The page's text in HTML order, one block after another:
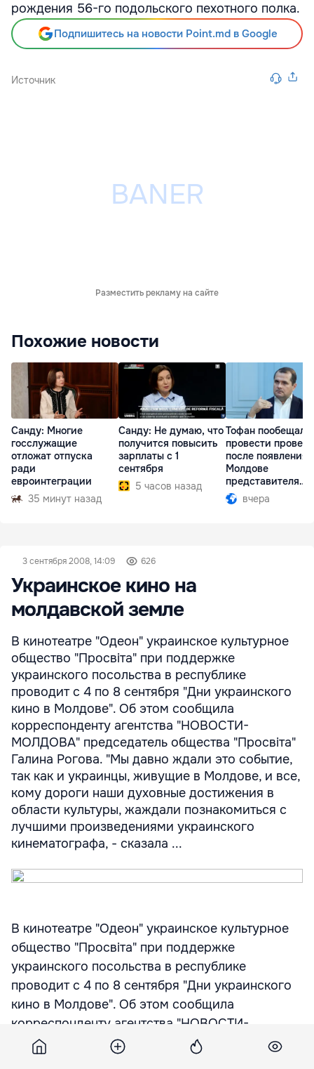
рождения 56-го подольского пехотного полка.
Подпишитесь на новости Point.md в Google
Источник
Разместить рекламу на сайте
Похожие новости
Санду: Многие
госслужащие
отложат отпуска
ради
евроинтеграции
35 минут назад
Санду: Не думаю, что
получится повысить
зарплаты с 1
сентября
5 часов назад
Тофан пообещал
провести
после появления
Молдове
представителя
Южной Осетии
вчера
3 сентября 2008, 14:09 626
Украинское кино на
молдавской земле
В кинотеатре "Одеон" украинское культурное
общество "Просвiта" при поддержке
украинского посольства в республике
проводит с 4 по 8 сентября "Дни украинского
кино в Молдове". Об этом сообщила
корреспонденту агентства "НОВОСТИ-
МОЛДОВА" председатель общества "Просвiта"
Галина Рогова. "Мы давно ждали это событие,
так как и украинцы, живущие в Молдове, и все,
кому дороги наши духовные достижения в
области культуры, жаждали познакомиться с
лучшими произведениями украинского
кинематографа, - сказала ...
В кинотеатре "Одеон" украинское культурное
общество "Просвiта" при поддержке
украинского посольства в республике
проводит с 4 по 8 сентября "Дни украинского
кино в Молдове". Об этом сообщила
корреспонденту агентства "НОВОСТИ-
МОЛДОВА" председатель общества "Просвiта"